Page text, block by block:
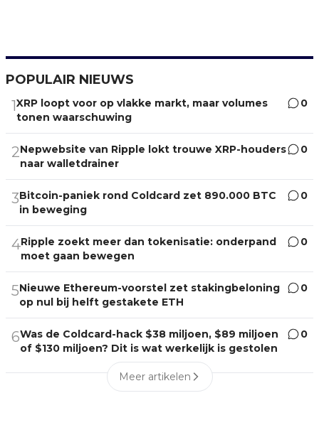
POPULAIR NIEUWS
1XRP loopt voor op vlakke markt, maar volumes
tonen waarschuwing
0
2Nepwebsite van Ripple lokt trouwe XRP-houders
naar walletdrainer
0
3Bitcoin-paniek rond Coldcard zet 890.000 BTC
in beweging
0
4Ripple zoekt meer dan tokenisatie: onderpand
moet gaan bewegen
0
5Nieuwe Ethereum-voorstel zet stakingbeloning
op nul bij helft gestakete ETH
0
6Was de Coldcard-hack $38 miljoen, $89 miljoen
of $130 miljoen? Dit is wat werkelijk is gestolen
0
Meer artikelen